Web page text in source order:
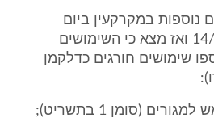
נוספות במקרקעין ביום
31/7/05, וביום 14/11/05 ואז מצא כי השימושים
שימושים חורגים כדלקמן
(סומן 1 בתשריט);